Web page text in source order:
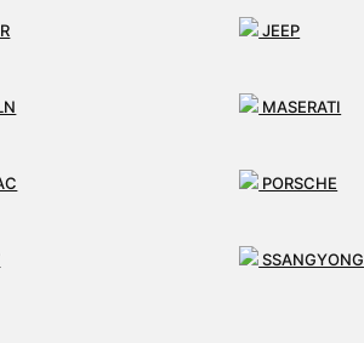
JEEP
MASERATI
PORSCHE
SSANGYONG